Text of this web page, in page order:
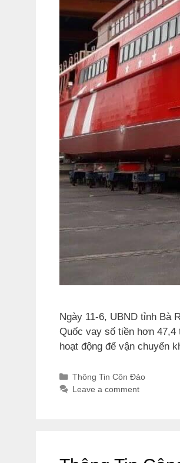
Ngày 11-6, UBND tỉnh Bà
Quốc vay số tiền hơn
hoạt động để vận chuyển
Categories
Thông Tin Côn Đảo
Leave a comment